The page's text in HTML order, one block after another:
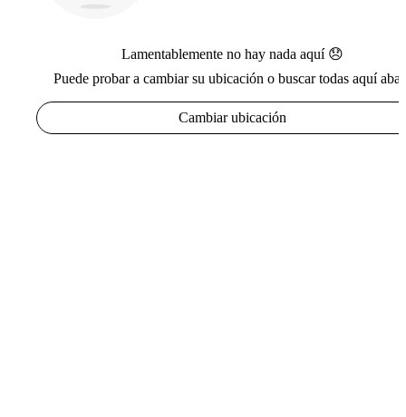
Lamentablemente no hay nada aquí 😞
Puede probar a cambiar su ubicación o buscar todas aquí
Cambiar ubicación